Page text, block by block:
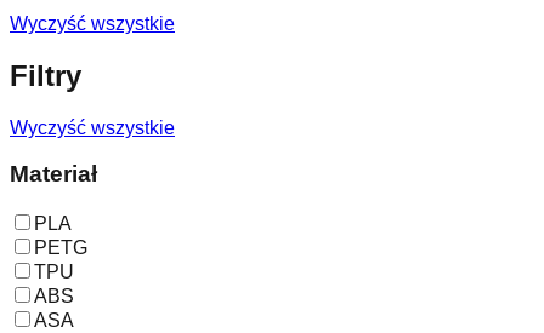
Wyczyść wszystkie
Filtry
Wyczyść wszystkie
Materiał
PLA
PETG
TPU
ABS
ASA